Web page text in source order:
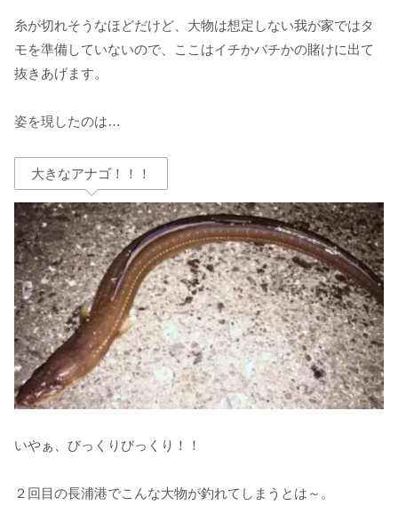
糸が切れそうなほどだけど、大物は想定しない我が家ではタ
モを準備していないので、ここはイチかバチかの賭けに出て
抜きあげます。
姿を現したのは…
大きなアナゴ！！！
いやぁ、びっくりびっくり！！
２回目の長浦港でこんな大物が釣れてしまうとは～。